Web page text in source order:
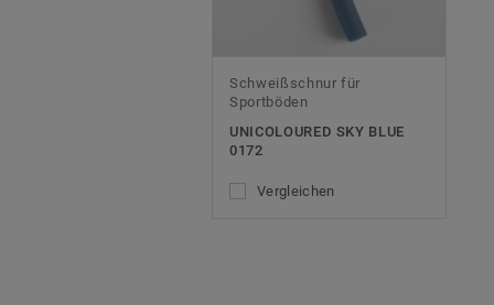
Schweißschnur für
Sportböden
UNICOLOURED SKY BLUE
0172
Vergleichen